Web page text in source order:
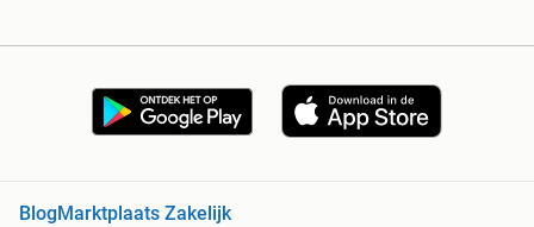
Blog Marktplaats Zakelijk